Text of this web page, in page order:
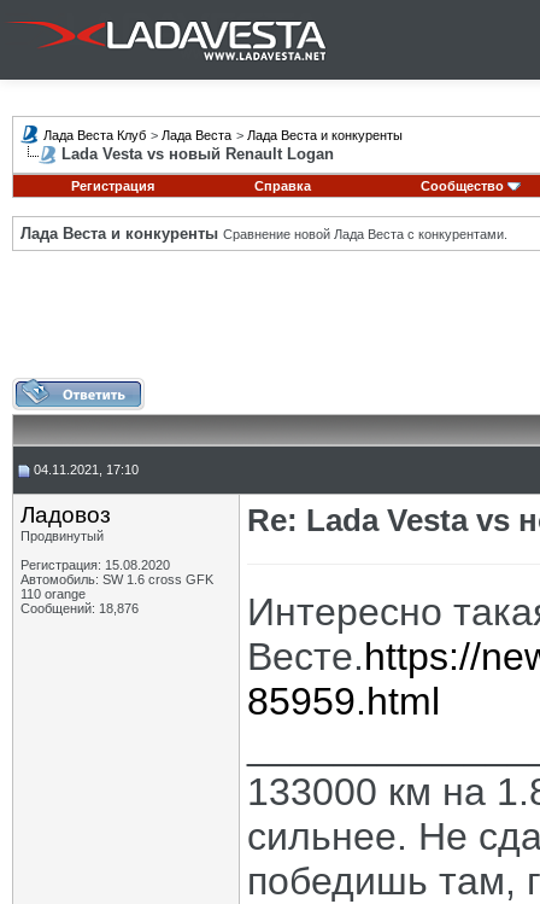
Лада Веста Клуб > Лада Веста > Лада Веста и конкуренты
Lada Vesta vs новый Renault Logan
Регистрация Справка Сообщество
Лада Веста и конкуренты Сравнение новой Лада Веста с конкурентами.
04.11.2021, 17:10
Ладовоз
Продвинутый
Регистрация: 15.08.2020
Автомобиль: SW 1.6 cross GFK
110 orange
Сообщений: 18,876
Re: Lada Vesta vs
Интересно
Весте.https://
85959.html
133000 км на
сильнее. Не
победишь там,